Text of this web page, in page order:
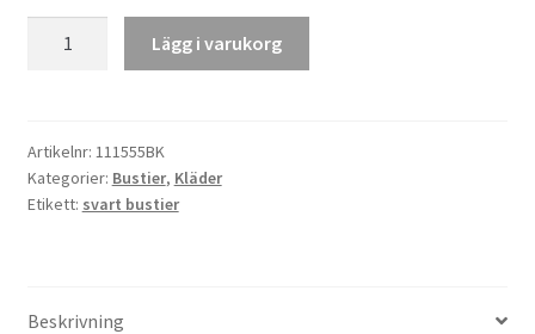
Lägg i varukorg
Artikelnr: 111555BK
Kategorier: Bustier, Kläder
Etikett: svart bustier
Beskrivning